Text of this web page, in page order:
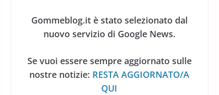
Gommeblog.it è stato selezionato dal
nuovo servizio di Google News.
Se vuoi essere sempre aggiornato sulle
nostre notizie: RESTA AGGIORNATO/A
QUI